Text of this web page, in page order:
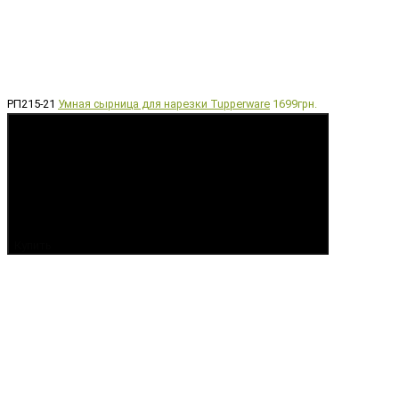
РП215-21 Умная сырница для нарезки Tupperware 1699грн.